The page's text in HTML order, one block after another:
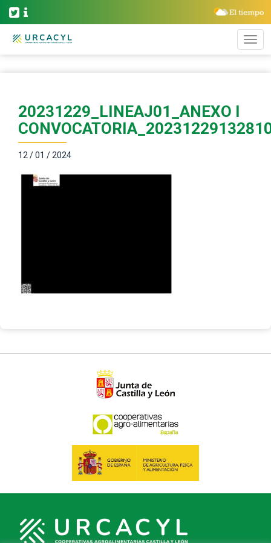
20231229_LINEAJ01_ANEXO I
12 / 01 / 2024